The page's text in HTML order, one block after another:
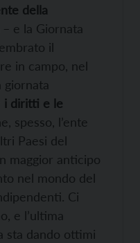
della
– e la Giornata
il
in campo, nel
giornata
i diritti e le
spesso, l’ente
Paesi del
maggior anticipo
nel mondo del
Ci
e l’ultima
sta dando ottimi